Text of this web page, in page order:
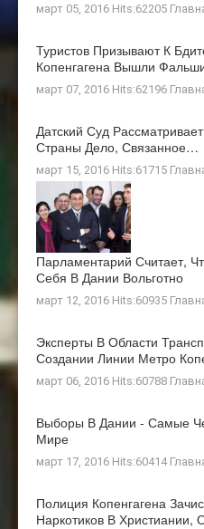
март 05, 2016 Hits:62205
Туристов Призывают К
Копенгагена Вышли
март 07, 2016 Hits:62196
Датский Суд
Страны Дело, Связанное…
март 15, 2016 Hits:61715
Парламентарий Считает,
Себя В Дании Вольготно
март 12, 2016 Hits:60935
Эксперты В Области
Создании Линии Метро
март 06, 2016 Hits:60788
Выборы В Дании - Самые
Мире
март 17, 2016 Hits:60414
Полиция Копенгагена
Наркотиков В Христиании,